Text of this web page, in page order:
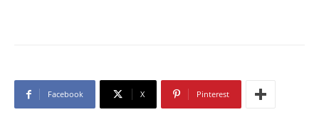
Facebook X Pinterest